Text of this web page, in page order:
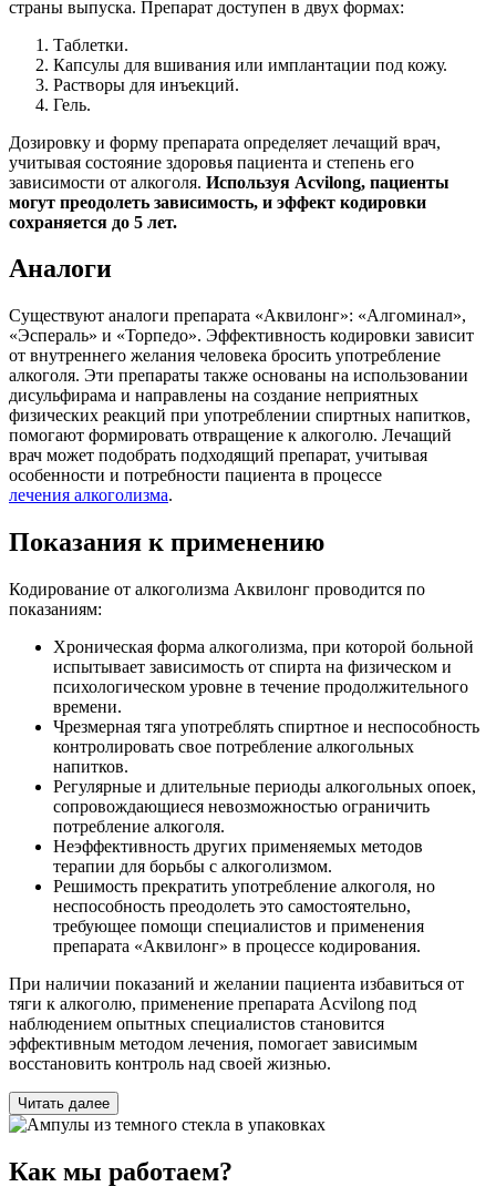
страны выпуска. Препарат доступен в двух формах:
Таблетки.
Капсулы для вшивания или имплантации под кожу.
Растворы для инъекций.
Гель.
Дозировку и форму препарата определяет лечащий врач,
учитывая состояние здоровья пациента и степень его
зависимости от алкоголя. Используя Acvilong, пациенты
могут преодолеть зависимость, и эффект кодировки
сохраняется до 5 лет.
Аналоги
Существуют аналоги препарата «Аквилонг»: «Алгоминал»,
«Эспераль» и «Торпедо». Эффективность кодировки зависит
от внутреннего желания человека бросить употребление
алкоголя. Эти препараты также основаны на использовании
дисульфирама и направлены на создание неприятных
физических реакций при употреблении спиртных напитков,
помогают формировать отвращение к алкоголю. Лечащий
врач может подобрать подходящий препарат, учитывая
особенности и потребности пациента в процессе
лечения алкоголизма.
Показания к применению
Кодирование от алкоголизма Аквилонг проводится по
показаниям:
Хроническая форма алкоголизма, при которой больной
испытывает зависимость от спирта на физическом и
психологическом уровне в течение продолжительного
времени.
Чрезмерная тяга употреблять спиртное и неспособность
контролировать свое потребление алкогольных
напитков.
Регулярные и длительные периоды алкогольных опоек,
сопровождающиеся невозможностью ограничить
потребление алкоголя.
Неэффективность других применяемых методов
терапии для борьбы с алкоголизмом.
Решимость прекратить употребление алкоголя, но
неспособность преодолеть это самостоятельно,
требующее помощи специалистов и применения
препарата «Аквилонг» в процессе кодирования.
При наличии показаний и желании пациента избавиться от
тяги к алкоголю, применение препарата Acvilong под
наблюдением опытных специалистов становится
эффективным методом лечения, помогает зависимым
восстановить контроль над своей жизнью.
Читать далее
Как мы работаем?